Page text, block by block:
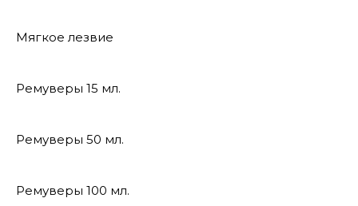
Мягкое лезвие
Ремуверы 15 мл.
Ремуверы 50 мл.
Ремуверы 100 мл.